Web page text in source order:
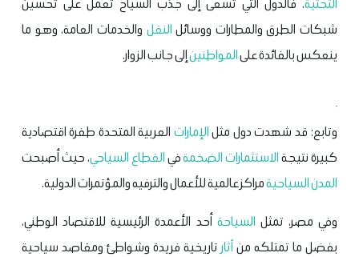
شبكات الطرق والمطارات ووسائل النقل والخدمات العامة، وهو ما
ينعكس بالفائدة علىالمواطنينإلى جانب الزوار.
وتابع: قد شهدت دول مثلالإمارات العربية المتحدة طفرة اقتصادية
كبيرة نتيجةالاستثمارات الضخمةفيالقطاع السياحي، حيث أصبحت
المدن السياحيةمراكز عالمية للأعمال والترفيه والمؤتمرات الدولية.
وفي مصر، تمثل السياحة أحد الأعمدة الرئيسية للاقتصاد الوطني،
بفضل ما تمتلكه منآثار تاريخية فريدة وشواطئ ومقاصد سياحية